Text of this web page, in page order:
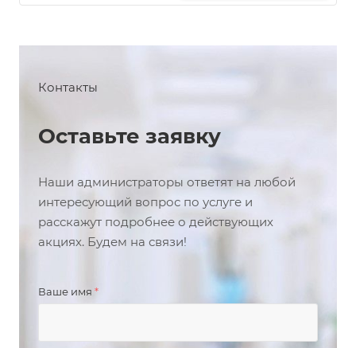
Контакты
Оставьте заявку
Наши администраторы ответят на любой
интересующий вопрос по услуге и
расскажут подробнее о действующих
акциях. Будем на связи!
Ваше имя *